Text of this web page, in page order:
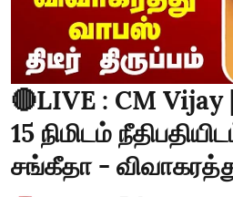
🔴LIVE : CM Vijay
15 நிமிடம்
சங்கீதா -